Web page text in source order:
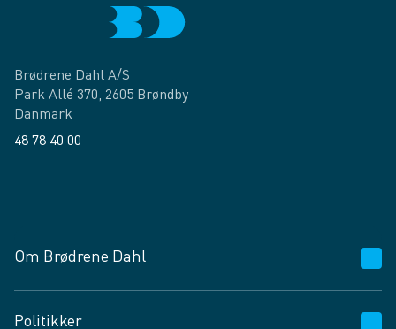
Brødrene Dahl A/S
Park Allé 370, 2605 Brøndby
Danmark
48 78 40 00
Om Brødrene Dahl
Politikker